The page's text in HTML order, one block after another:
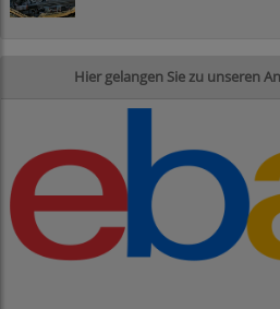
Hier gelangen Sie zu unseren